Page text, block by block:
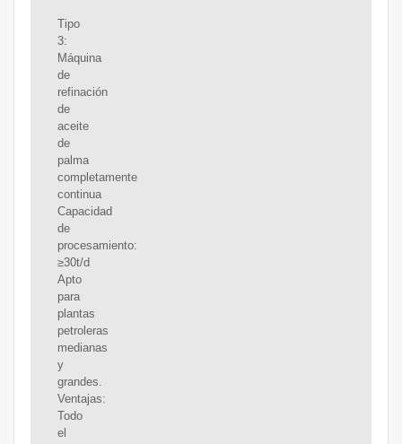
Tipo
3:
Máquina
de
refinación
de
aceite
de
palma
completamente
continua
Capacidad
de
procesamiento:
≥30t/d
Apto
para
plantas
petroleras
medianas
y
grandes.
Ventajas:
Todo
el